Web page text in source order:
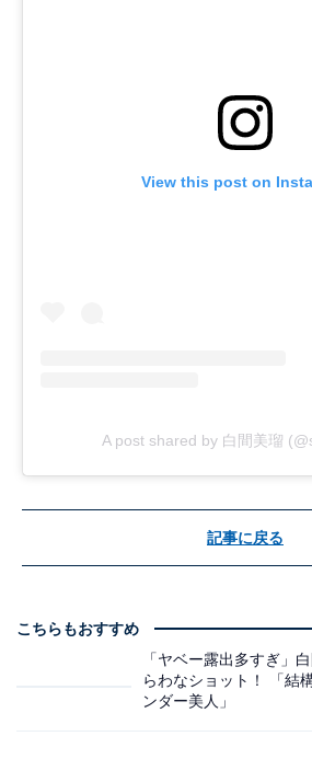
View this post on
A post shared by 白間美瑠
記事に戻る
こちらもおすすめ
「ヤベー露出多すぎ」
らわなショット！ 「結
ンダー美人」